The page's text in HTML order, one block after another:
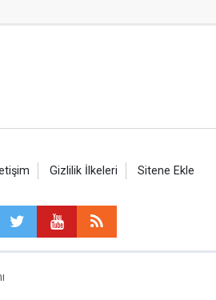
Gizlilik İlkeleri Sitene Ekle